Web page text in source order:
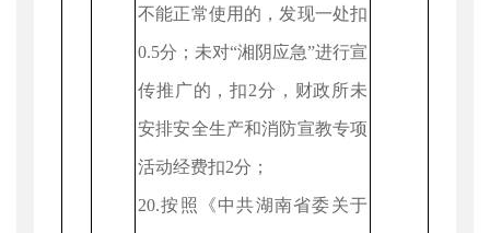
不能正常使用的，发现一处扣
0.5分；未对“湘阴应急”进行宣
传推广的，扣2分，财政所未
安排安全生产和消防宣教专项
活动经费扣2分；
20.按照《中共湖南省委关于